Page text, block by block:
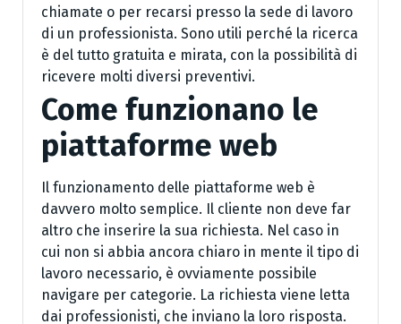
chiamate o per recarsi presso la sede di lavoro
di un professionista. Sono utili perché la ricerca
è del tutto gratuita e mirata, con la possibilità di
ricevere molti diversi preventivi.
Come funzionano le
piattaforme web
Il funzionamento delle piattaforme web è
davvero molto semplice. Il cliente non deve far
altro che inserire la sua richiesta. Nel caso in
cui non si abbia ancora chiaro in mente il tipo di
lavoro necessario, è ovviamente possibile
navigare per categorie. La richiesta viene letta
dai professionisti, che inviano la loro risposta.